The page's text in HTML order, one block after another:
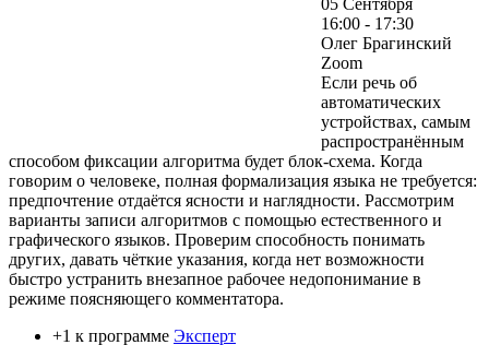
05 Сентября
16:00 - 17:30
Олег Брагинский
Zoom
Если речь об
автоматических
устройствах, самым
распространённым
способом фиксации алгоритма будет блок-схема. Когда
говорим о человеке, полная формализация языка не требуется:
предпочтение отдаётся ясности и наглядности. Рассмотрим
варианты записи алгоритмов с помощью естественного и
графического языков. Проверим способность понимать
других, давать чёткие указания, когда нет возможности
быстро устранить внезапное рабочее недопонимание в
режиме поясняющего комментатора.
+1 к программе Эксперт